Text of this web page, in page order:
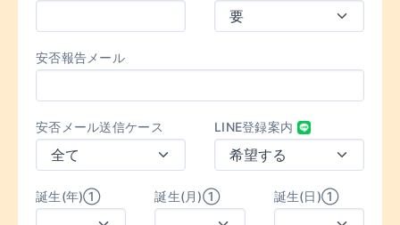
安否報告メール
安否メール送信ケース LINE登録案内
誕生(年)① 誕生(月)① 誕生(日)①